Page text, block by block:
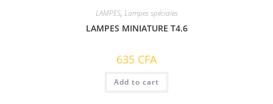
LAMPES, Lampes spéciales
LAMPES MINIATURE T4.6
635 CFA
Add to cart